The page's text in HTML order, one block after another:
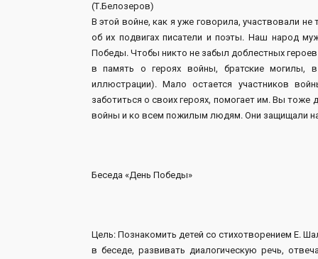
(Т.Белозеров)
В этой войне, как я уже говорила, участвовали
об их подвигах писатели и поэты. Наш народ
Победы. Чтобы никто не забыл доблестных
в память о героях войны, братские могилы,
иллюстрации). Мало остается участников
заботиться о своих героях, помогает им. Вы
войны и ко всем пожилым людям. Они защищали
Беседа «День Победы»
Цель: Познакомить детей со стихотворением Е.
в беседе, развивать диалогическую речь,